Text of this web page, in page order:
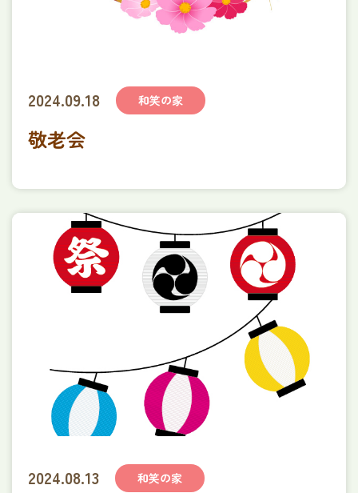
2024.09.18 和笑の家
敬老会
2024.08.13 和笑の家